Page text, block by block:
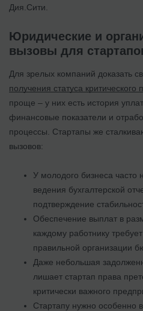
Дия.Сити.
Юридические и
вызовы для
Для зрелых компаний доказать
получения статуса критического
проще – у них есть история
финансовые показатели и
процессы. Стартапы же
вызовов:
У молодого бизнеса часто
ведения бухгалтерской
подтверждение
Обеспечение выплат в
каждому работнику
правильной организации
Даже небольшая
лишает стартап права
критически важного
Стартапу нужно особенно